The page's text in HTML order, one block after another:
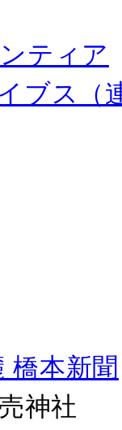
ティア
ブス（
橋本新聞
神社